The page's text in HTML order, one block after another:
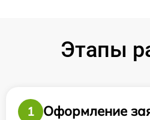
Этапы
1
Оформление